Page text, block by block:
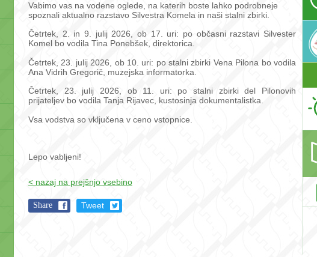
Vabimo vas na vodene oglede, na katerih boste lahko podrobneje
spoznali aktualno razstavo Silvestra Komela in naši stalni zbirki.
Četrtek, 2. in 9. julij 2026, ob 17. uri: po občasni razstavi Silvester
Komel bo vodila Tina Ponebšek, direktorica.
Četrtek, 23. julij 2026, ob 10. uri: po stalni zbirki Vena Pilona bo vodila
Ana Vidrih Gregorič, muzejska informatorka.
Četrtek, 23. julij 2026, ob 11. uri: po stalni zbirki del Pilonovih
prijateljev bo vodila Tanja Rijavec, kustosinja dokumentalistka.
Vsa vodstva so vključena v ceno vstopnice.
Lepo vabljeni!
< nazaj na prejšnjo vsebino
Share Tweet